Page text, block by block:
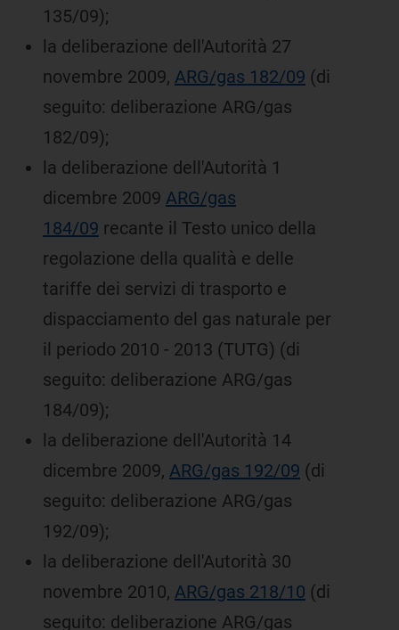
135/09);
la deliberazione dell'Autorità 27
novembre 2009, ARG/gas 182/09 (di
seguito: deliberazione ARG/gas
182/09);
la deliberazione dell'Autorità 1
dicembre 2009 ARG/gas
184/09 recante il Testo unico della
regolazione della qualità e delle
tariffe dei servizi di trasporto e
dispacciamento del gas naturale per
il periodo 2010 - 2013 (TUTG) (di
seguito: deliberazione ARG/gas
184/09);
la deliberazione dell'Autorità 14
dicembre 2009, ARG/gas 192/09 (di
seguito: deliberazione ARG/gas
192/09);
la deliberazione dell'Autorità 30
novembre 2010, ARG/gas 218/10 (di
seguito: deliberazione ARG/gas